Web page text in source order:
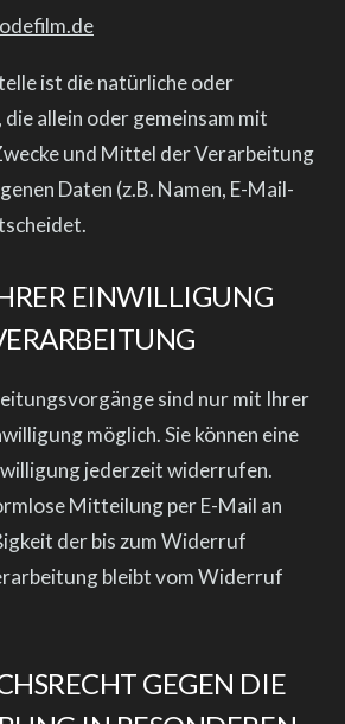
ist die natürliche oder
allein oder gemeinsam mit
und Mittel der Verarbeitung
Daten (z.B. Namen, E-Mail-
EINWILLIGUNG
sind nur mit Ihrer
möglich. Sie können eine
jederzeit widerrufen.
Mitteilung per E-Mail an
der bis zum Widerruf
bleibt vom Widerruf
GEGEN DIE